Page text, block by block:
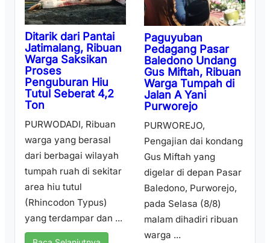
Ditarik dari Pantai
Jatimalang, Ribuan
Warga Saksikan
Proses
Penguburan Hiu
Tutul Seberat 4,2
Ton
PURWODADI, Ribuan
warga yang berasal
dari berbagai wilayah
tumpah ruah di sekitar
area hiu tutul
(Rhincodon Typus)
yang terdampar dan ...
Paguyuban
Pedagang Pasar
Baledono Undang
Gus Miftah, Ribuan
Warga Tumpah di
Jalan A Yani
Purworejo
PURWOREJO,
Pengajian dai kondang
Gus Miftah yang
digelar di depan Pasar
Baledono, Purworejo,
pada Selasa (8/8)
malam dihadiri ribuan
warga ...